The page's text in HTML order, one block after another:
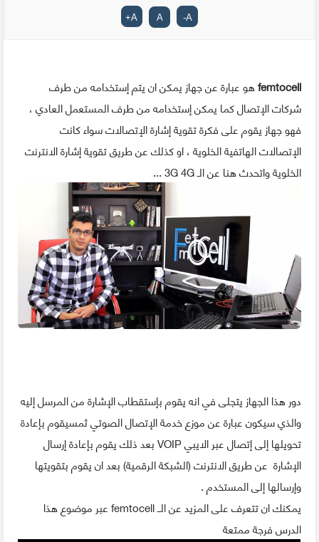
A
-
A
A
+
femtocellهو عبارة عن جهاز يمكن ان يتم إستخدامه من طرف
شركات الإتصال كما يمكن إستخدامه من طرف المستعمل العادي ،
فهو جهاز يقوم على فكرة تقوية إشارة الإتصالات سواء كانت
الإتصالات الهاتفية الخلوية ، او كذلك عن طريق تقوية إشارة الانترنت
الخلوية واتحدث هنا عن الـ 3G 4G ...
دور هذا الجهاز يتجلى في انه يقوم بإستقطاب الإشارة من المرسل إليه
والذي سيكون عبارة عن موزع خدمة الإتصال الصوتي ثمسيقوم بإعادة
تحويلها إلى إتصال عبر الايبي VOIP بعد ذلك يقوم بإعادة إرسال
الإشارة عن طريق الانترنت (الشبكة الرقمية) بعد ان يقوم بتقويتها
وإرسالها إلى المستخدم .
يمكنك ان تتعرف على المزيد عن الــ femtocell عبر موضوع هذا
الدرس فرجة ممتعة